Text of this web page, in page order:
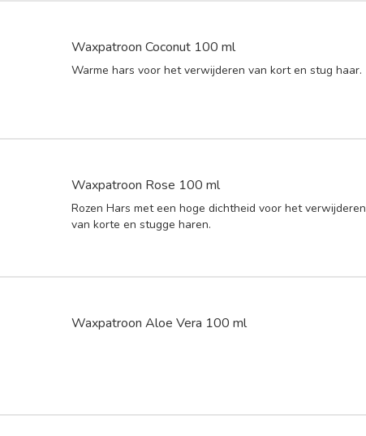
Waxpatroon Coconut 100 ml
Warme hars voor het verwijderen van kort en stug haar.
Waxpatroon Rose 100 ml
Rozen Hars met een hoge dichtheid voor het verwijderen
van korte en stugge haren.
Waxpatroon Aloe Vera 100 ml